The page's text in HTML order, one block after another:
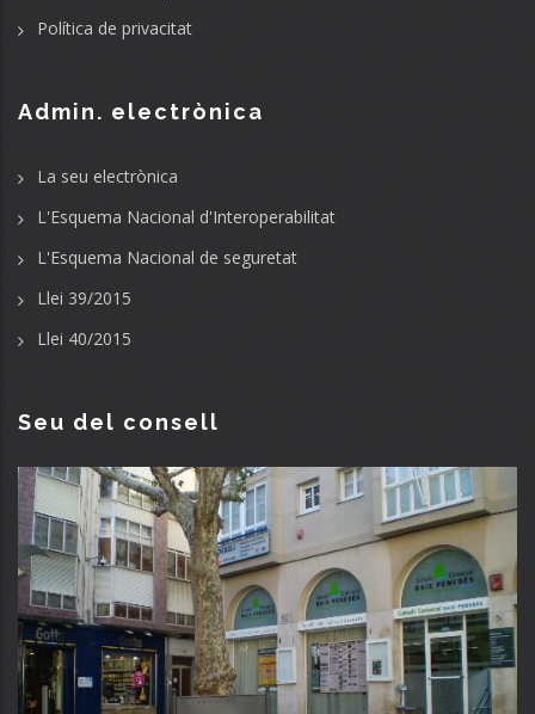
Política de privacitat
Admin. electrònica
La seu electrònica
L'Esquema Nacional d'Interoperabilitat
L'Esquema Nacional de seguretat
Llei 39/2015
Llei 40/2015
Seu del consell